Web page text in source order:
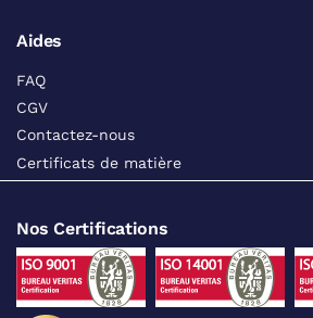
Aides
FAQ
CGV
Contactez-nous
Certificats de matière
Nos Certifications